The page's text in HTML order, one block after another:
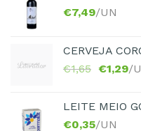
€7,49/UN
CERVEJA
€1,65 €1,29/
LEITE MEIO
€0,35/UN